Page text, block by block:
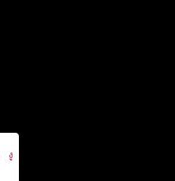
งู